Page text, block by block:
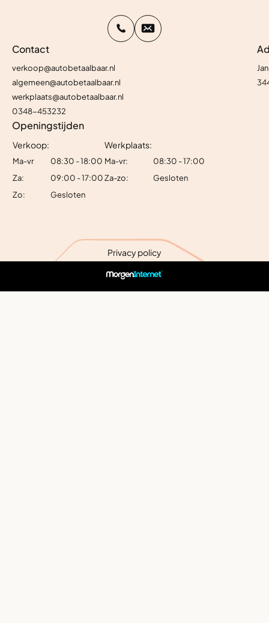
Contact
verkoop@autobetaalbaar.nl
algemeen@autobetaalbaar.nl
werkplaats@autobetaalbaar.nl
0348-453232
Openingstijden
Verkoop:
Ma-vr
08:30 - 18:00
Za:
09:00 - 17:00
Zo:
Gesloten
Werkplaats:
Ma-vr:
08:30 - 17:00
Za-zo:
Gesloten
Privacy policy